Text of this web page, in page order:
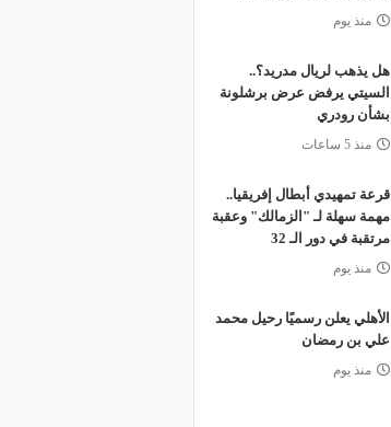
منذ يوم
هل يذهب لريال مدريد؟..
السيتي يرفض عرض برشلونة
بشأن رودري
منذ 5 ساعات
قرعة تمهيدي أبطال إفريقيا..
مهمة سهلة لـ "الزمالك" وعقبة
مرتقبة في دور الـ 32
منذ يوم
الأهلي يعلن رسميًا رحيل محمد
علي بن رمضان
منذ يوم